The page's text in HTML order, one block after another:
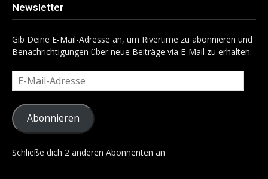
Newsletter
Gib Deine E-Mail-Adresse an, um Rivertime zu abonnieren und
Benachrichtigungen über neue Beiträge via E-Mail zu erhalten.
E-
Mail-
Adresse
Abonnieren
Schließe dich 2 anderen Abonnenten an